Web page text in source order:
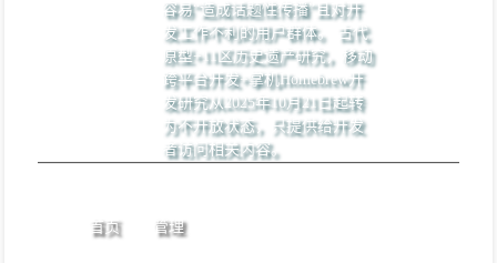
容易“造成话题性传播”且对开
发工作不利的用户群体。 古代
原型+11区历史遗产研究，移动
跨平台开发+掌机Homebrew开
发研究从2025年10月21日起转
为不开放状态，只提供给开发
者访问相关内容。
首页 管理